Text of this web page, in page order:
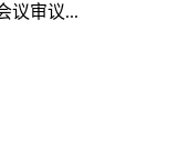
议审议...